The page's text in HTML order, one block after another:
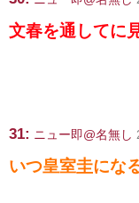
文春を通してに
31: ニュー即@名無し
いつ皇室圭にな